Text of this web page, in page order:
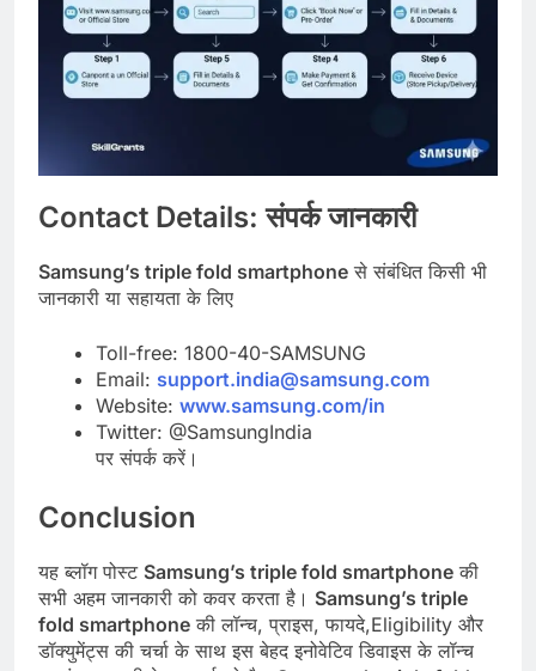
Contact Details:संपर्क जानकारी
Samsung’s triple fold smartphone से संबंधित किसी भी
जानकारी या सहायता के लिए
Toll-free: 1800-40-SAMSUNG
Email: support.india@samsung.com
Website: www.samsung.com/in
Twitter: @SamsungIndia
पर संपर्क करें।
Conclusion
यह ब्लॉग पोस्ट Samsung’s triple fold smartphone की
सभी अहम जानकारी को कवर करता है। Samsung’s triple
fold smartphone की लॉन्च, प्राइस, फायदे,Eligibility और
डॉक्युमेंट्स की चर्चा के साथ इस बेहद इनोवेटिव डिवाइस के लॉन्च